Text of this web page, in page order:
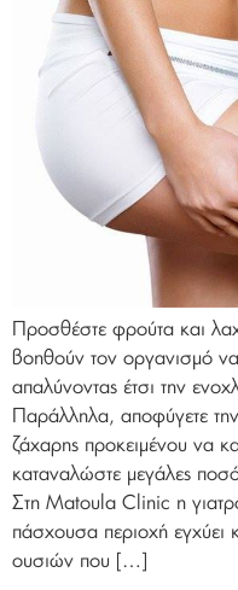
Προσθέστε φρούτα και
βοηθούν τον οργανισμό να
απαλύνοντας έτσι την
Παράλληλα, αποφύγετε
ζάχαρης προκειμένου να
καταναλώστε μεγάλες
Στη Μatoula Clinic η
πάσχουσα περιοχή εγχύει
ουσιών που […]